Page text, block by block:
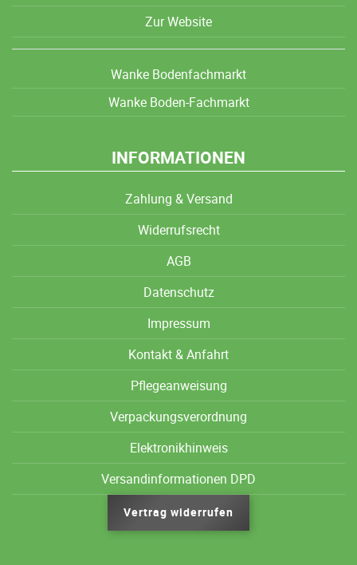
Zur Website
Wanke Bodenfachmarkt
Wanke Boden-Fachmarkt
INFORMATIONEN
Zahlung & Versand
Widerrufsrecht
AGB
Datenschutz
Impressum
Kontakt & Anfahrt
Pflegeanweisung
Verpackungsverordnung
Elektronikhinweis
Versandinformationen DPD
Vertrag widerrufen